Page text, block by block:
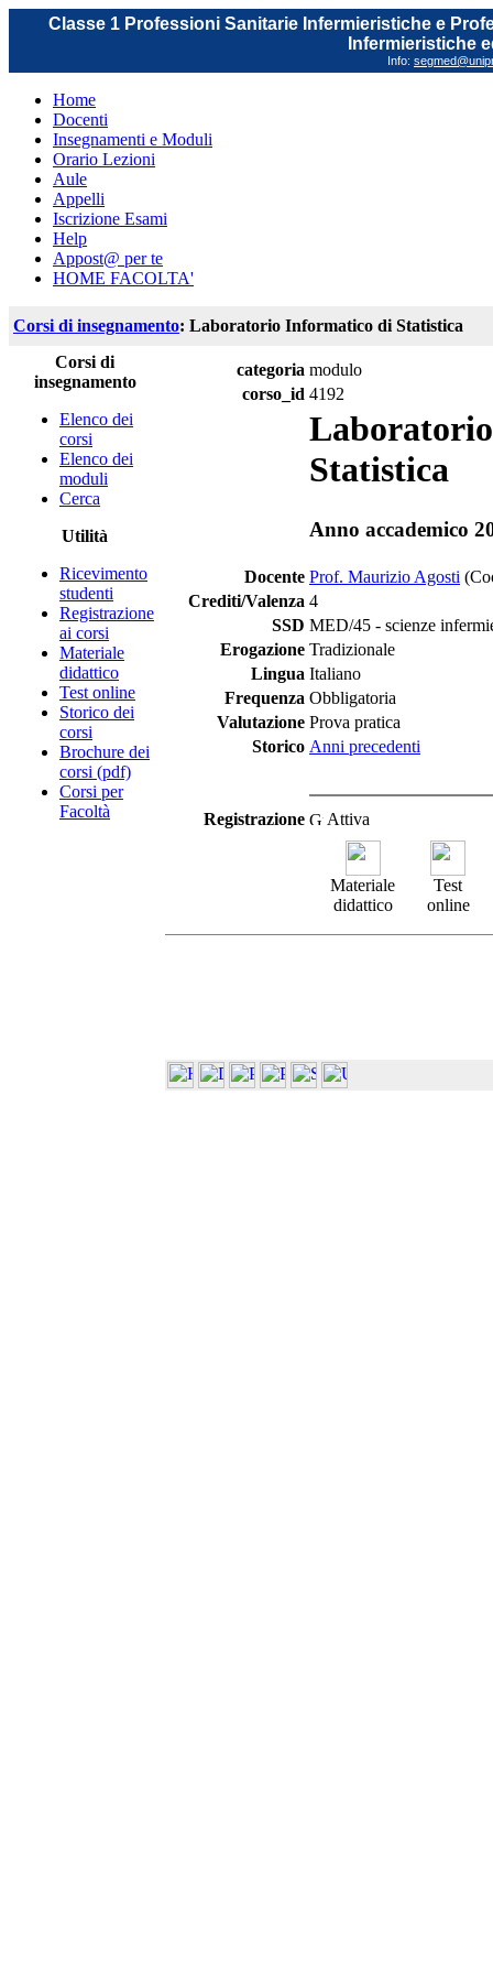
Classe 1 Professioni Sanitarie Infermieristiche e
Infermieristiche
Info:
Home
Docenti
Insegnamenti e Moduli
Orario Lezioni
Aule
Appelli
Iscrizione Esami
Help
Appost@ per te
HOME FACOLTA'
Corsi di insegnamento: Laboratorio Informatico di Statistica
Corsi di
insegnamento
Elenco dei
corsi
Elenco dei
moduli
Cerca
Utilità
Ricevimento
studenti
Registrazione
ai corsi
Materiale
didattico
Test online
Storico dei
corsi
Brochure dei
corsi (pdf)
Corsi per
Facoltà
categoria modulo
corso_id 4192
Statistica
Anno accademico
Docente Prof. Maurizio Agosti
Crediti/Valenza 4
SSD MED/45 - scienze
Erogazione Tradizionale
Lingua Italiano
Frequenza Obbligatoria
Valutazione Prova pratica
Storico Anni precedenti
Registrazione Attiva
Materiale
didattico
Test
online